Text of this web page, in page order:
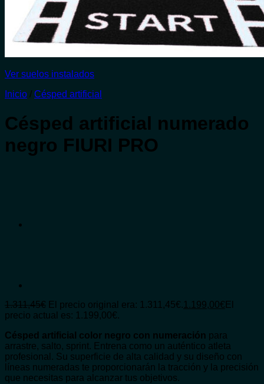
Ver suelos instalados
Inicio / Césped artificial
Césped artificial numerado
negro FIURI PRO
1.311,45€ El precio original era: 1.311,45€.1.199,00€ El
precio actual es: 1.199,00€.
Césped artificial color negro con numeración para
arrastre, salto, sprint. Entrena como un auténtico atleta
profesional. Su superficie de alta calidad y su diseño con
líneas numeradas te proporcionarán la tracción y la precisión
que necesitas para alcanzar tus objetivos.